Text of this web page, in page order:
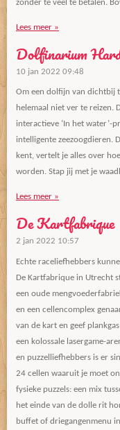
zonder te veel te betalen.
Lees meer »
Dolfinarium
10 jan 2022 09:48
Om een dolfijn van dichtbij
helemaal niet ver te reizen.
interactieve ‘In het water’-
intelligente zeezoogdieren.
kent, vertelt je alles over
worden. Stap jij met je
Lees meer »
De Kartfabrique
2 jan 2022 10:57
Echte raceliefhebbers
De Kartfabrique in Utrecht
een oude
en een cellencomplex
van de kart en geef
een kolossale lasergame-
en puzzelliefhebbers is er
24 cellen waaruit je moet
fysieke puzzels: een mix
het einde van de dolle rit
buffet of driegangenmenu